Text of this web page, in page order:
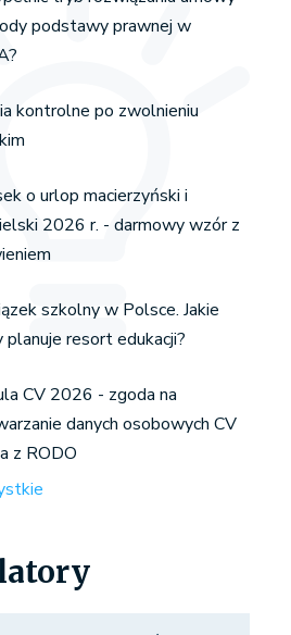
podstawy prawnej w
kontrolne po zwolnieniu
o urlop macierzyński i
2026 r. - darmowy wzór z
szkolny w Polsce. Jakie
planuje resort edukacji?
CV 2026 - zgoda na
danych osobowych CV
z RODO